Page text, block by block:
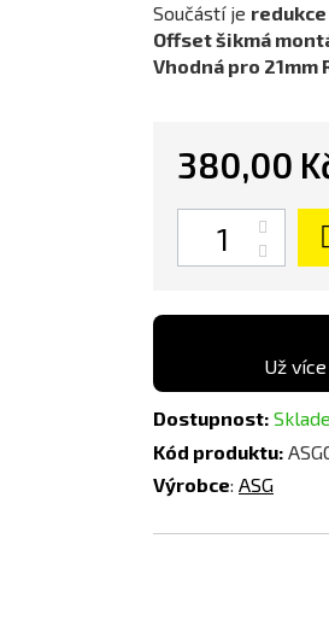
Součástí je
Offset šikmá
Vhodná pro 21mm
380,00
Už
Dostupnost:
Kód produktu:
Výrobce: ASG